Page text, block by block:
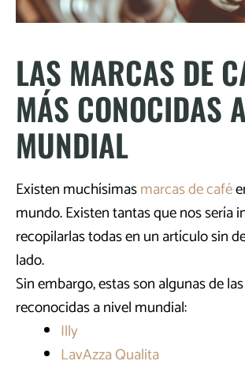
LAS MARCAS DE
MÁS CONOCIDAS
MUNDIAL
Existen muchísimasmarcas de café
mundo. Existen tantas que nos sería
recopilarlas todas en un artículo sin
lado.
Sin embargo, estas son algunas de
reconocidas a nivel mundial:
Illy
LavAzza Qualita